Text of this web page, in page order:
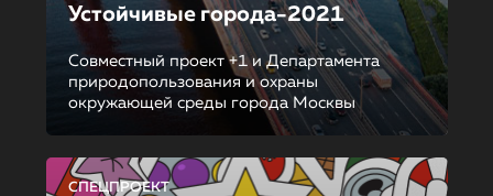
Устойчивые города-2021
Совместный проект +1 и Департамента
природопользования и охраны
окружающей среды города Москвы
СПЕЦПРОЕКТ